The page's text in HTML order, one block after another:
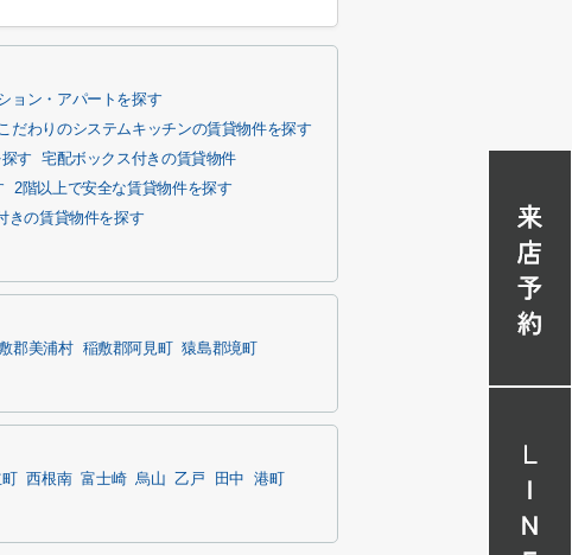
ョン・アパートを探す
だわりのシステムキッチンの賃貸物件を探す
す
宅配ボックス付きの賃貸物件
2階以上で安全な賃貸物件を探す
きの賃貸物件を探す
郡美浦村 稲敷郡阿見町
猿島郡境町
西根南 富士崎 烏山 乙戸 田中
港町